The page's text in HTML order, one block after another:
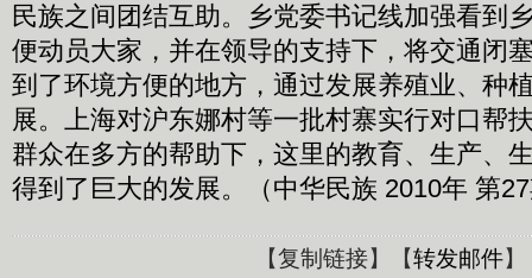
民族之间团结互助。乡党委书记线加强看到
便动员大家，并在领导的支持下，将交通闭
到了环境方便的地方，通过发展养殖业、种
展。上海对沪东娜村等一批村寨实行对口帮
群众在多方的帮助下，这里的教育、生产、
得到了巨大的发展。（中华民族 2010年 第
【复制链接】【转发邮件】